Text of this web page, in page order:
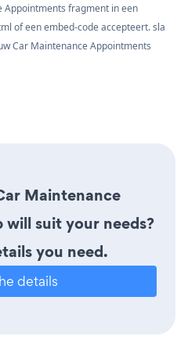
Appointments fragment in een
of een embed-code accepteert. sla
Car Maintenance Appointments
Maintenance
suit your needs?
you need.
details